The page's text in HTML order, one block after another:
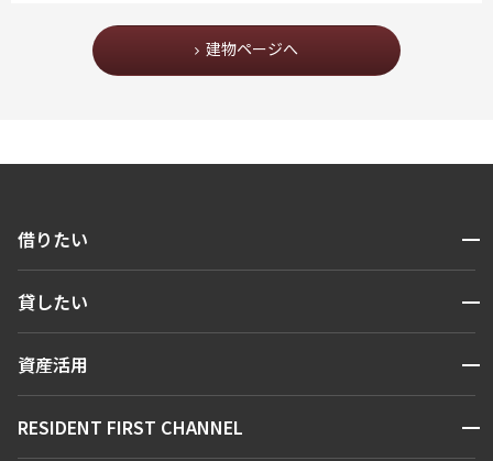
建物ページへ
借りたい 開閉
人気エリアから探す
貸したい 開閉
お問い合わせ
資産活用 開閉
お問い合わせ
RESIDENT FIRST CHANNEL 開閉